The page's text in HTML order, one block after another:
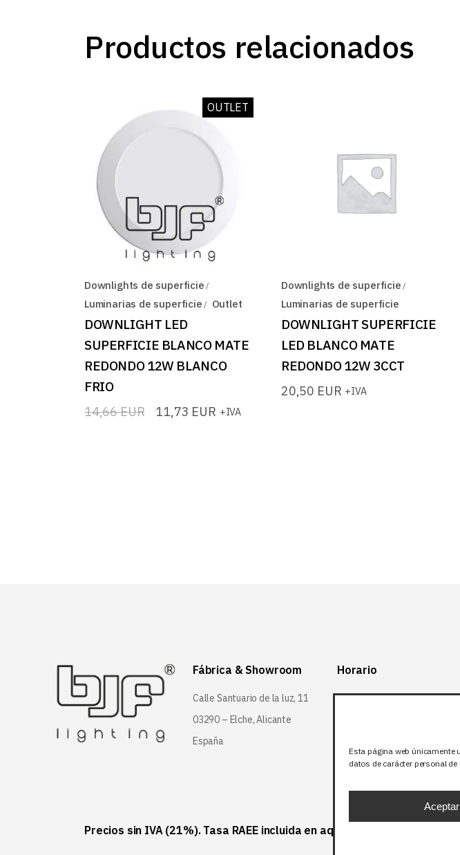
Esta página web únicamente
datos de carácter personal
Aceptar
Productos relacionados
OUTLET
Downlights de superficie
Luminarias de superficie
Outlet
DOWNLIGHT LED
SUPERFICIE BLANCO MATE
REDONDO 12W BLANCO
FRIO
14,66EUR
El 11,73 EUR
El +IVA
Downlights de superficie
Luminarias de superficie
DOWNLIGHT SUPERFICIE
LED BLANCO MATE
REDONDO 12W 3CCT
20,50 EUR +IVA
Fábrica & Showroom
Calle Santuario de la luz, 11
03290 – Elche, Alicante
España
Horario
Lunes-Viernes:
Cerrado
Precios sin IVA (21%). Tasa RAEE incluida en aquellos productos que